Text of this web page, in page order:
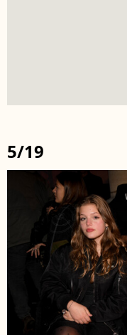
5/19